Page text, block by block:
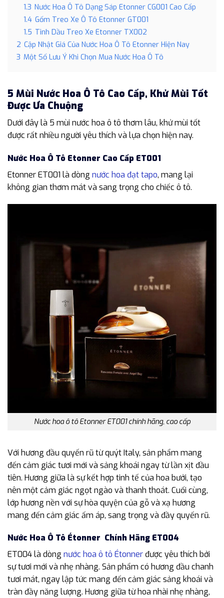
1.3 Nước Hoa Ô Tô Dạng Sáp Etonner CG001 Cao Cấp
1.4 Gốm Treo Xe Ô Tô Etonner GT001
1.5 Tinh Dầu Treo Xe Etonner TX002
2 Cập Nhật Giá Của Nước Hoa Ô Tô Etonner Hiện Nay
3 Một Số Lưu Ý Khi Chọn Mua Nước Hoa Ô Tô
5 Mùi Nước Hoa Ô Tô Cao Cấp, Khử Mùi Tốt
Được Ưa Chuộng
Dưới đây là 5 mùi nước hoa ô tô thơm lâu, khử mùi tốt
được rất nhiều người yêu thích và lựa chọn hiện nay.
Nước Hoa Ô Tô Etonner Cao Cấp ET001
Etonner ET001 là dòng nước hoa đạt tapo, mang lại
không gian thơm mát và sang trọng cho chiếc ô tô.
Nước hoa ô tô Etonner ET001 chính hãng, cao cấp
Với hương đầu quyến rũ từ quýt Italy, sản phẩm mang
đến cảm giác tươi mới và sảng khoái ngay từ lần xịt đầu
tiên. Hương giữa là sự kết hợp tinh tế của hoa bưởi, tạo
nên một cảm giác ngọt ngào và thanh thoát. Cuối cùng,
lớp hương nền với sự hòa quyện của gỗ và xạ hương
mang đến cảm giác ấm áp, sang trọng và đầy quyến rũ.
Nước Hoa Ô Tô Étonner Chính Hãng ET004
ET004 là dòng nước hoa ô tô Étonner được yêu thích bởi
sự tươi mới và nhẹ nhàng. Sản phẩm có hương đầu chanh
tươi mát, ngay lập tức mang đến cảm giác sảng khoái và
tràn đầy năng lượng. Hương giữa từ hoa nhài nhẹ nhàng,